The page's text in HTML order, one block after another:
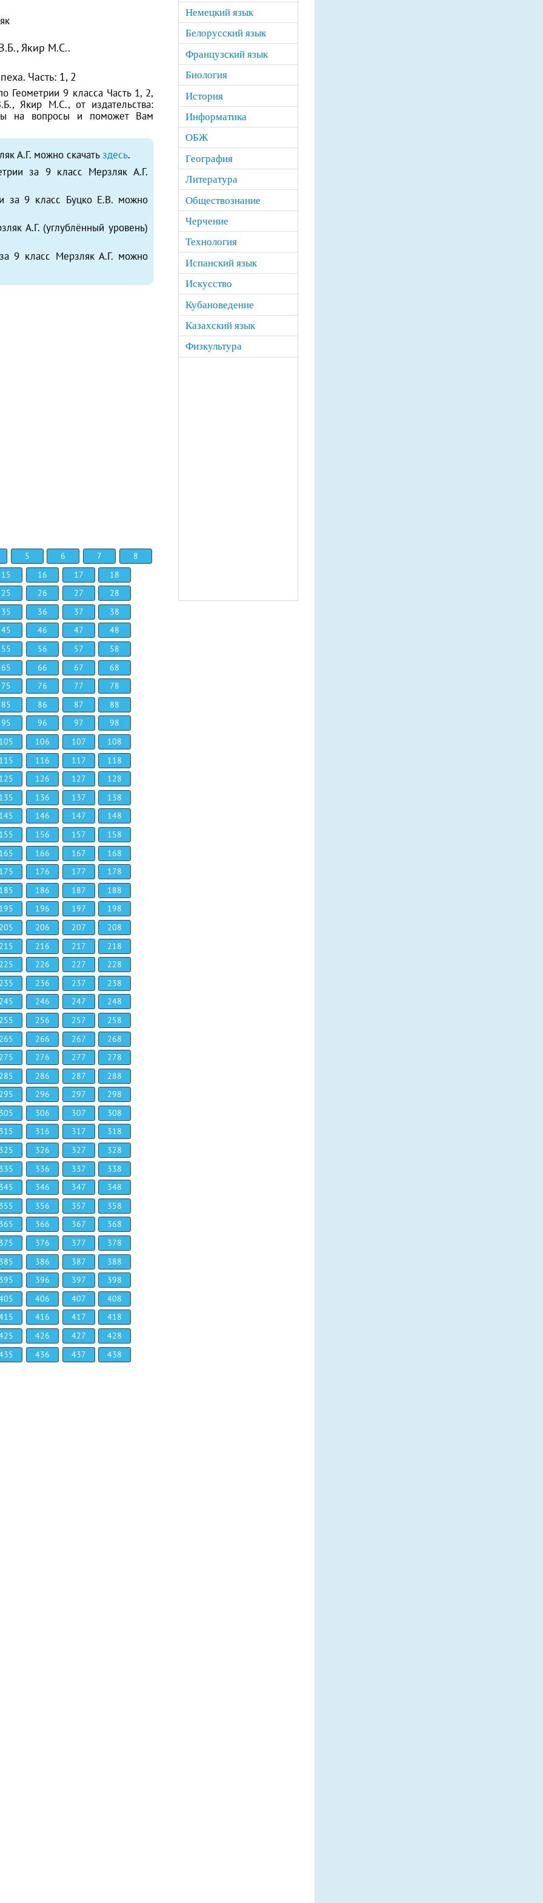
Якир М.С..
Часть: 1, 2
Геометрии 9 класса Часть 1, 2,
Якир М.С., от издательства:
на вопросы и поможет Вам
А.Г. можно скачатьздесь.
за 9 класс Мерзляк А.Г.
за 9 класс Буцко Е.В. можно
А.Г. (углублённый уровень)
9 класс Мерзляк А.Г. можно
5 6 7
8
15
16 17
18
25
26 27
28
35
36 37
38
45
46 47
48
55
56 57
58
65
66 67
68
75
76 77
78
85
86 87
88
95
96 97
98
106 107
108
116 117
118
126 127
128
136 137
138
146 147
148
156 157
158
166 167
168
176 177
178
186 187
188
196 197
198
206 207
208
216 217
218
226 227
228
236 237
238
246 247
248
256 257
258
266 267
268
276 277
278
286 287
288
296 297
298
306 307
308
316 317
318
326 327
328
336 337
338
346 347
348
356 357
358
366 367
368
376 377
378
386 387
388
396 397
398
406 407
408
416 417
418
426 427
428
436 437 438
Немецкий язык
Белорусский язык
Французский язык
Биология
История
Информатика
ОБЖ
География
Литература
Обществознание
Черчение
Технология
Испанский язык
Искусство
Кубановедение
Казахский язык
Физкультура